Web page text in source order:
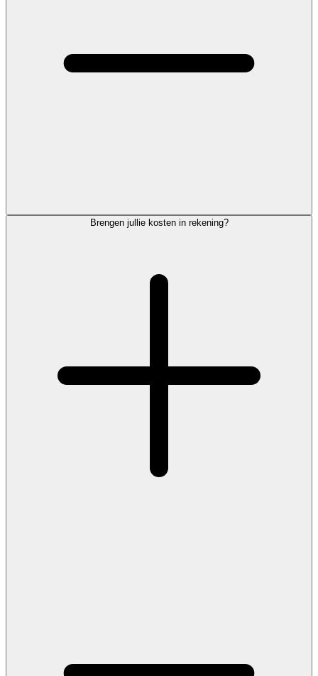
Brengen jullie kosten in rekening?